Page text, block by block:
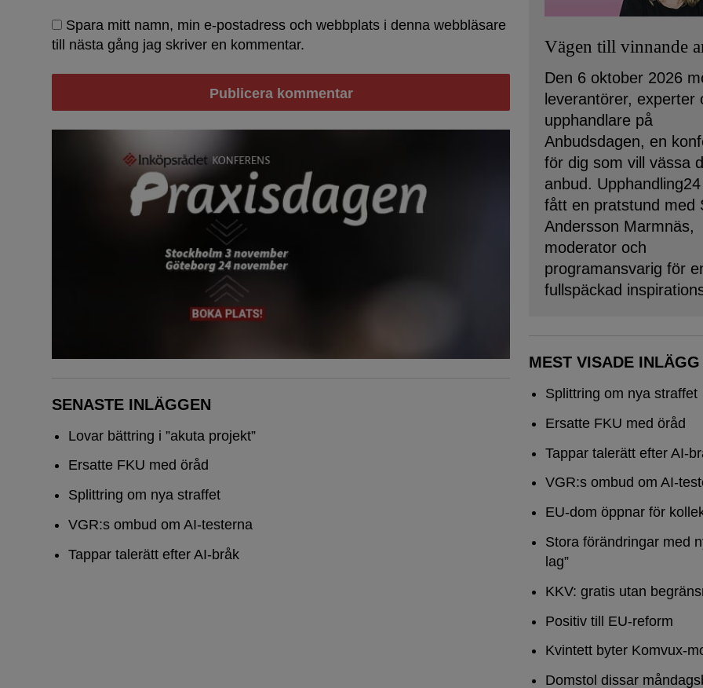
Spara mitt namn, min e-postadress och webbplats i denna webbläsare
till nästa gång jag skriver en kommentar.
SENASTE INLÄGGEN
Lovar bättring i ”akuta projekt”
Ersatte FKU med öråd
Splittring om nya straffet
VGR:s ombud om AI-testerna
Tappar talerätt efter AI-bråk
Vägen till vinnande
Den 6 oktober 2026
leverantörer, experter
upphandlare på
Anbudsdagen, en
för dig som vill vässa
anbud.
fått en pratstund med
Andersson Marmnäs,
moderator och
programansvarig för
fullspäckad
MEST VISADE INLÄGG
Splittring om nya straffet
Ersatte FKU med öråd
Tappar talerätt efter AI-
VGR:s ombud om AI-
EU-dom öppnar för
Stora förändringar med
lag”
KKV: gratis utan
Positiv till EU-reform
Kvintett byter Komvux-
Domstol dissar